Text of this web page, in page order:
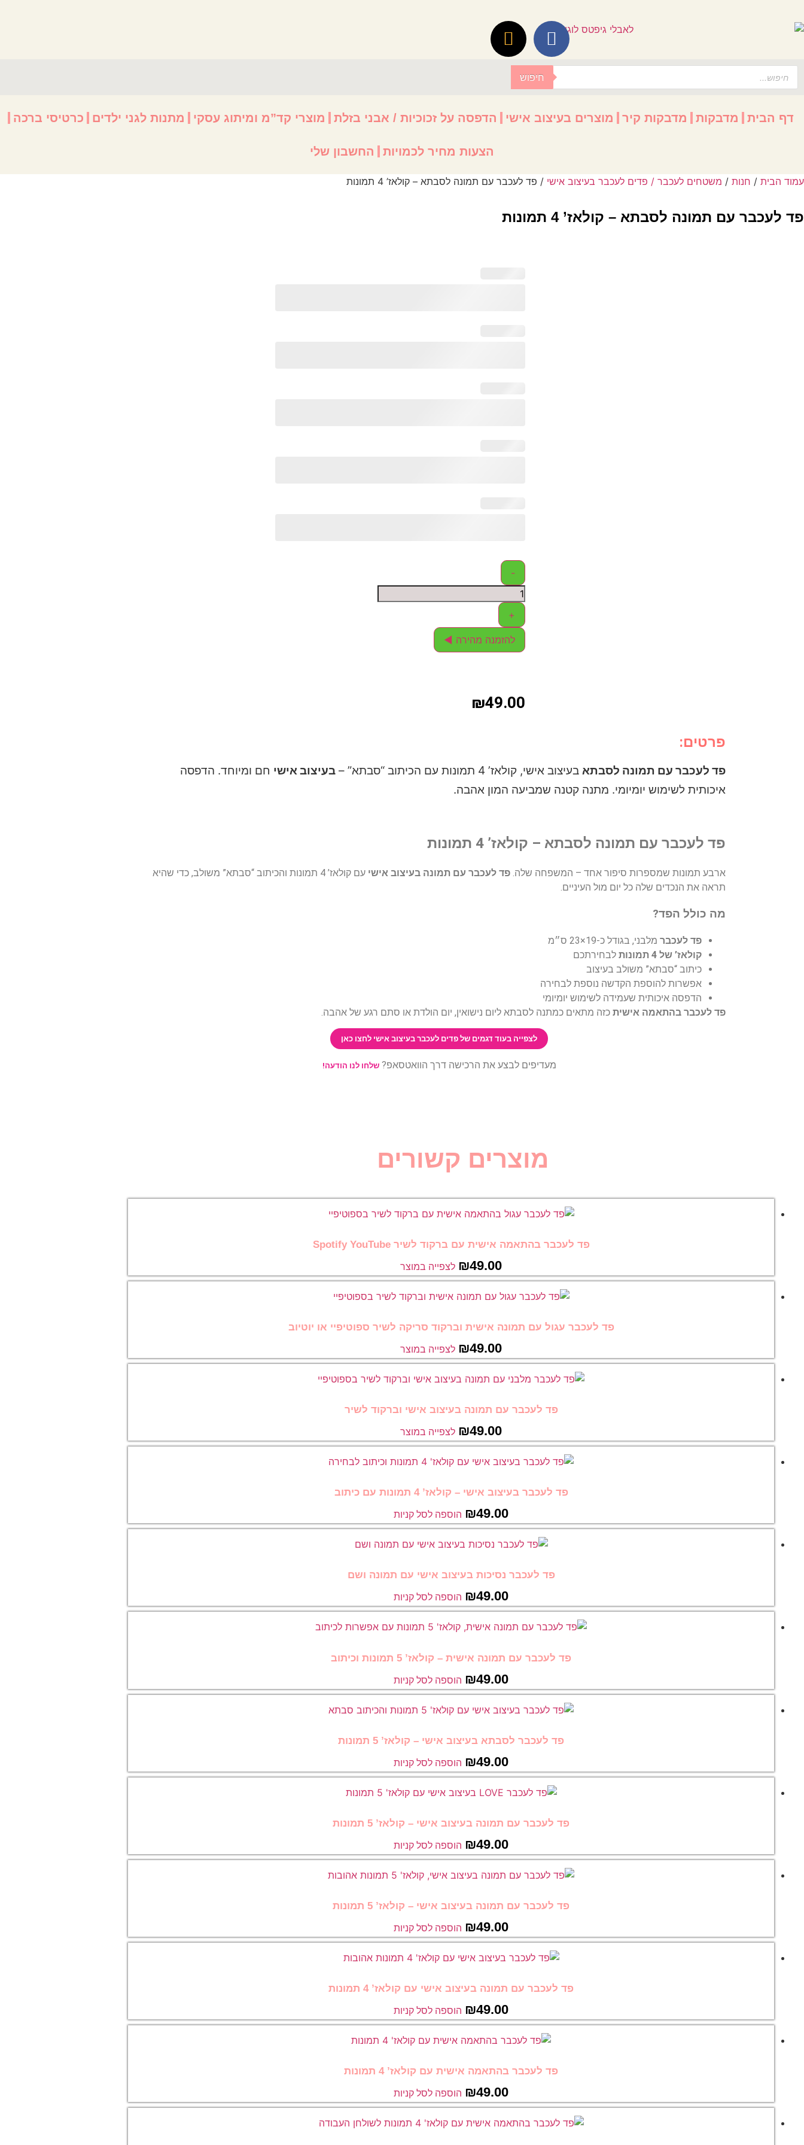
חיפוש
דף הבית מדבקות מדבקות קיר מוצרים בעיצוב אישי הדפסה על זכוכיות / אבני בזלת מוצרי קד”מ ומיתוג עסקי מתנות לגני ילדים כרטיסי ברכה
הצעות מחיר לכמויות החשבון שלי
עמוד הבית / חנות / משטחים לעכבר / פדים לעכבר בעיצוב אישי / פד לעכבר עם תמונה לסבתא – קולאז’ 4 תמונות
פד לעכבר עם תמונה לסבתא – קולאז’ 4 תמונות
-
+
להזמנה מהירה ◄
₪49.00
פרטים:
פד לעכבר עם תמונה לסבתאבעיצוב אישי, קולאז’ 4 תמונות עם הכיתוב “סבתא” – בעיצוב אישי חם ומיוחד. הדפסה
איכותית לשימוש יומיומי. מתנה קטנה שמביעה המון אהבה.
פד לעכבר עם תמונה לסבתא – קולאז’ 4 תמונות
ארבע תמונות שמספרות סיפור אחד – המשפחה שלה. פד לעכבר עם תמונה בעיצוב אישי
עם קולאז’ 4 תמונות והכיתוב “סבתא” משולב, כדי שהיא
תראה את הנכדים שלה כל יום מול העיניים.
מה כולל הפד?
פד לעכברמלבני, בגודל כ-19×23 ס״מ
קולאז’ של 4 תמונות
לבחירתכם
כיתוב “סבתא” משולב בעיצוב
אפשרות להוספת הקדשה נוספת לבחירה
הדפסה איכותית שעמידה לשימוש יומיומי
פד לעכבר בהתאמה אישיתכזה מתאים כמתנה לסבתא ליום נישואין, יום הולדת או סתם רגע של אהבה.
לצפייה בעוד דגמים של פדים לעכבר בעיצוב אישי לחצו כאן
מעדיפים לבצע את הרכישה דרך הוואטסאפ?שלחו לנו הודעה!
מוצרים קשורים
פד לעכבר בהתאמה אישית עם ברקוד לשיר Spotify YouTube
₪49.00 לצפייה במוצר
פד לעכבר עגול עם תמונה אישית וברקוד סריקה לשיר ספוטיפיי או יוטיוב
₪49.00 לצפייה במוצר
פד לעכבר עם תמונה בעיצוב אישי וברקוד לשיר
₪49.00 לצפייה במוצר
פד לעכבר בעיצוב אישי – קולאז’ 4 תמונות עם כיתוב
₪49.00 הוספה לסל קניות
פד לעכבר נסיכות בעיצוב אישי עם תמונה ושם
₪49.00 הוספה לסל קניות
פד לעכבר עם תמונה אישית – קולאז’ 5 תמונות וכיתוב
₪49.00 הוספה לסל קניות
פד לעכבר לסבתא בעיצוב אישי – קולאז’ 5 תמונות
₪49.00 הוספה לסל קניות
פד לעכבר עם תמונה בעיצוב אישי – קולאז’ 5 תמונות
₪49.00 הוספה לסל קניות
פד לעכבר עם תמונה בעיצוב אישי – קולאז’ 5 תמונות
₪49.00 הוספה לסל קניות
פד לעכבר עם תמונה בעיצוב אישי עם קולאז’ 4 תמונות
₪49.00 הוספה לסל קניות
פד לעכבר בהתאמה אישית עם קולאז’ 4 תמונות
₪49.00 הוספה לסל קניות